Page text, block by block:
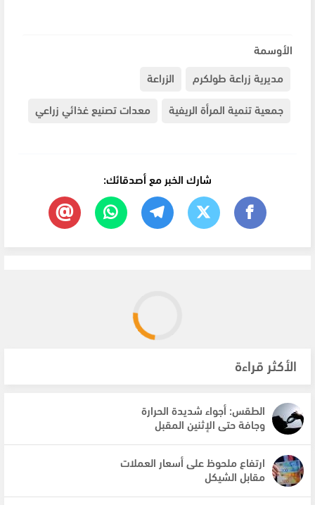
الأوسمة
مديرية زراعة طولكرم
الزراعة
جمعية تنمية المرأة الريفية
معدات تصنيع غذائي زراعي
شارك الخبر مع أصدقائك:
الأكثر قراءة
الطقس: أجواء شديدة الحرارة
وجافة حتى الإثنين المقبل
ارتفاع ملحوظ على أسعار العملات
مقابل الشيكل